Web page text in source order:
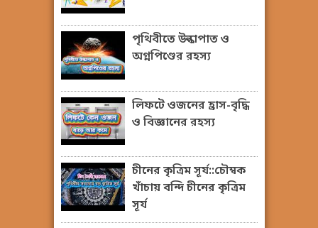
পৃথিবীতে উল্কাপাত ও
অগ্নপিণ্ডের রহস্য
লিফটে ওজনের হ্রাস-বৃদ্ধি
ও বিজ্ঞানের রহস্য
চীনের কৃত্রিম সূর্য::চৌম্বক
খাঁচায় বন্দি চীনের কৃত্রিম
সূর্য